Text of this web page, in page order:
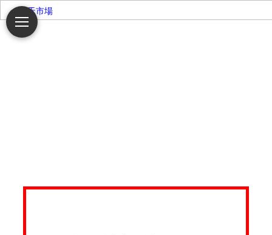
楽天市場